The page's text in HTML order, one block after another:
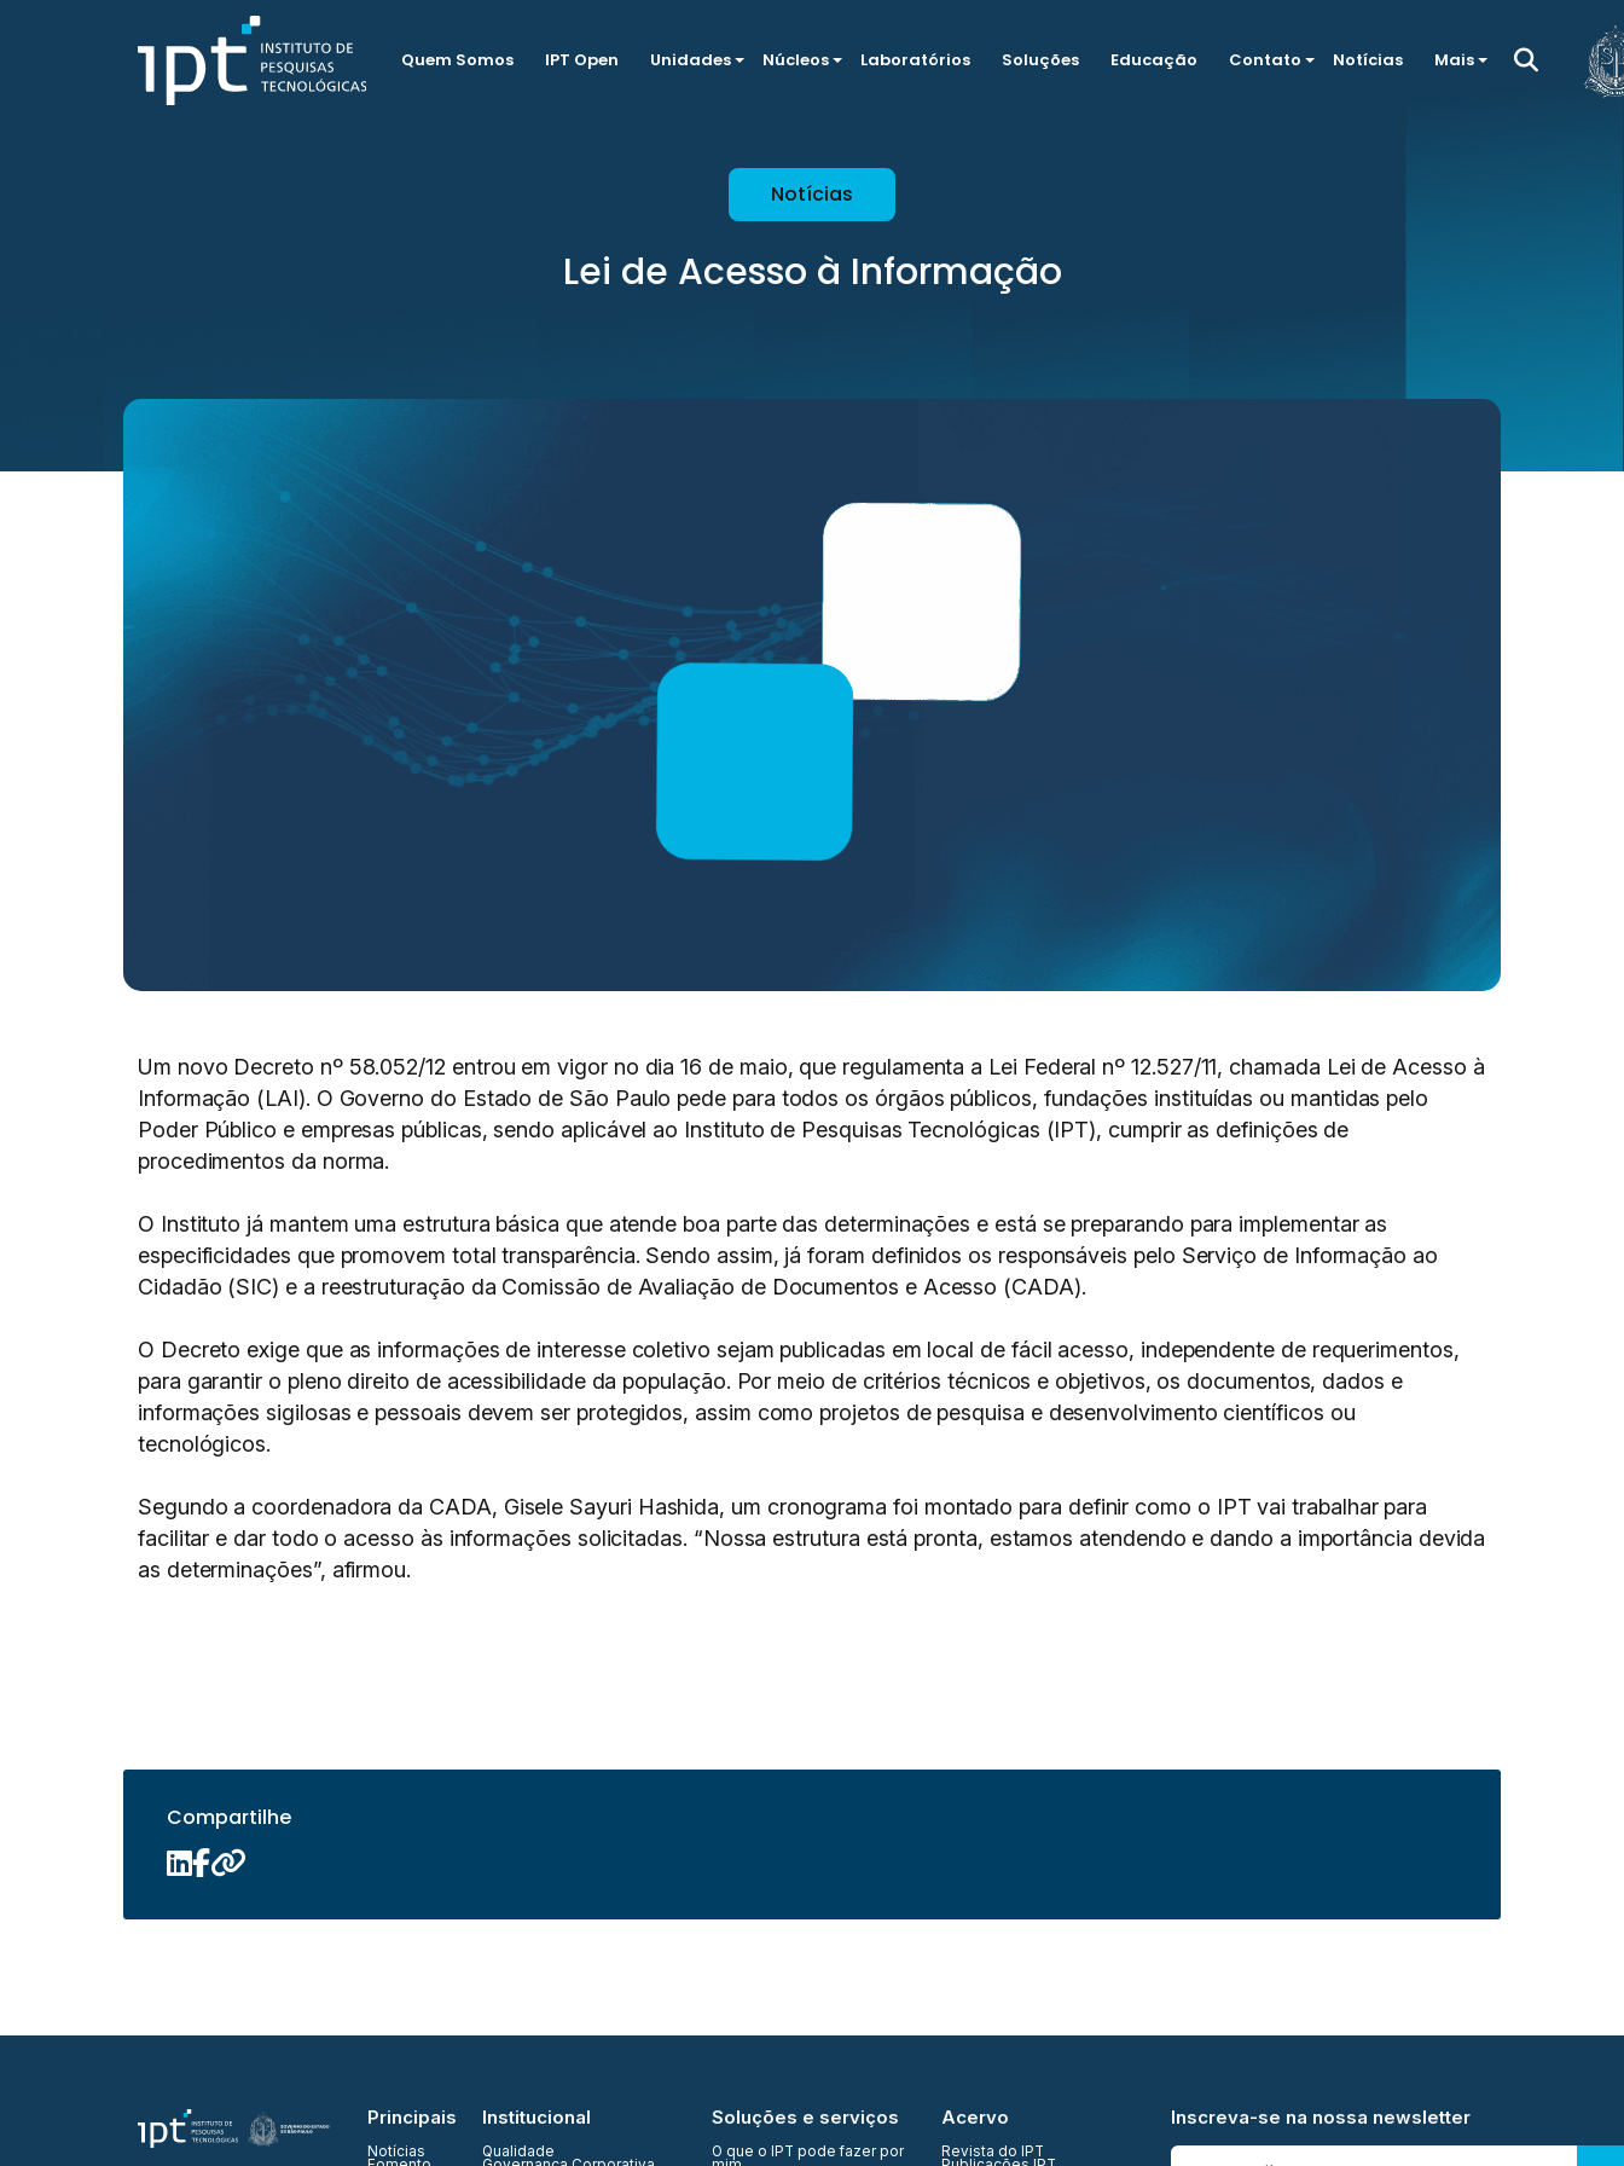
Quem Somos IPT Open Unidades Núcleos Laboratórios Soluções Educação Contato Notícias Mais
Notícias
Lei de Acesso à Informação
Um novo Decreto nº 58.052/12 entrou em vigor no dia 16 de maio, que regulamenta a Lei Federal nº 12.527/11, chamada Lei de Acesso à
Informação (LAI). O Governo do Estado de São Paulo pede para todos os órgãos públicos, fundações instituídas ou mantidas pelo
Poder Público e empresas públicas, sendo aplicável ao Instituto de Pesquisas Tecnológicas (IPT), cumprir as definições de
procedimentos da norma.
O Instituto já mantem uma estrutura básica que atende boa parte das determinações e está se preparando para implementar as
especificidades que promovem total transparência. Sendo assim, já foram definidos os responsáveis pelo Serviço de Informação ao
Cidadão (SIC) e a reestruturação da Comissão de Avaliação de Documentos e Acesso (CADA).
O Decreto exige que as informações de interesse coletivo sejam publicadas em local de fácil acesso, independente de requerimentos,
para garantir o pleno direito de acessibilidade da população. Por meio de critérios técnicos e objetivos, os documentos, dados e
informações sigilosas e pessoais devem ser protegidos, assim como projetos de pesquisa e desenvolvimento científicos ou
tecnológicos.
Segundo a coordenadora da CADA, Gisele Sayuri Hashida, um cronograma foi montado para definir como o IPT vai trabalhar para
facilitar e dar todo o acesso às informações solicitadas. “Nossa estrutura está pronta, estamos atendendo e dando a importância devida
as determinações”, afirmou.
Compartilhe
Principais
Notícias
Institucional
Qualidade
Soluções e serviços
O que o IPT pode fazer por
Acervo
Revista do IPT
Inscreva-se na nossa newsletter